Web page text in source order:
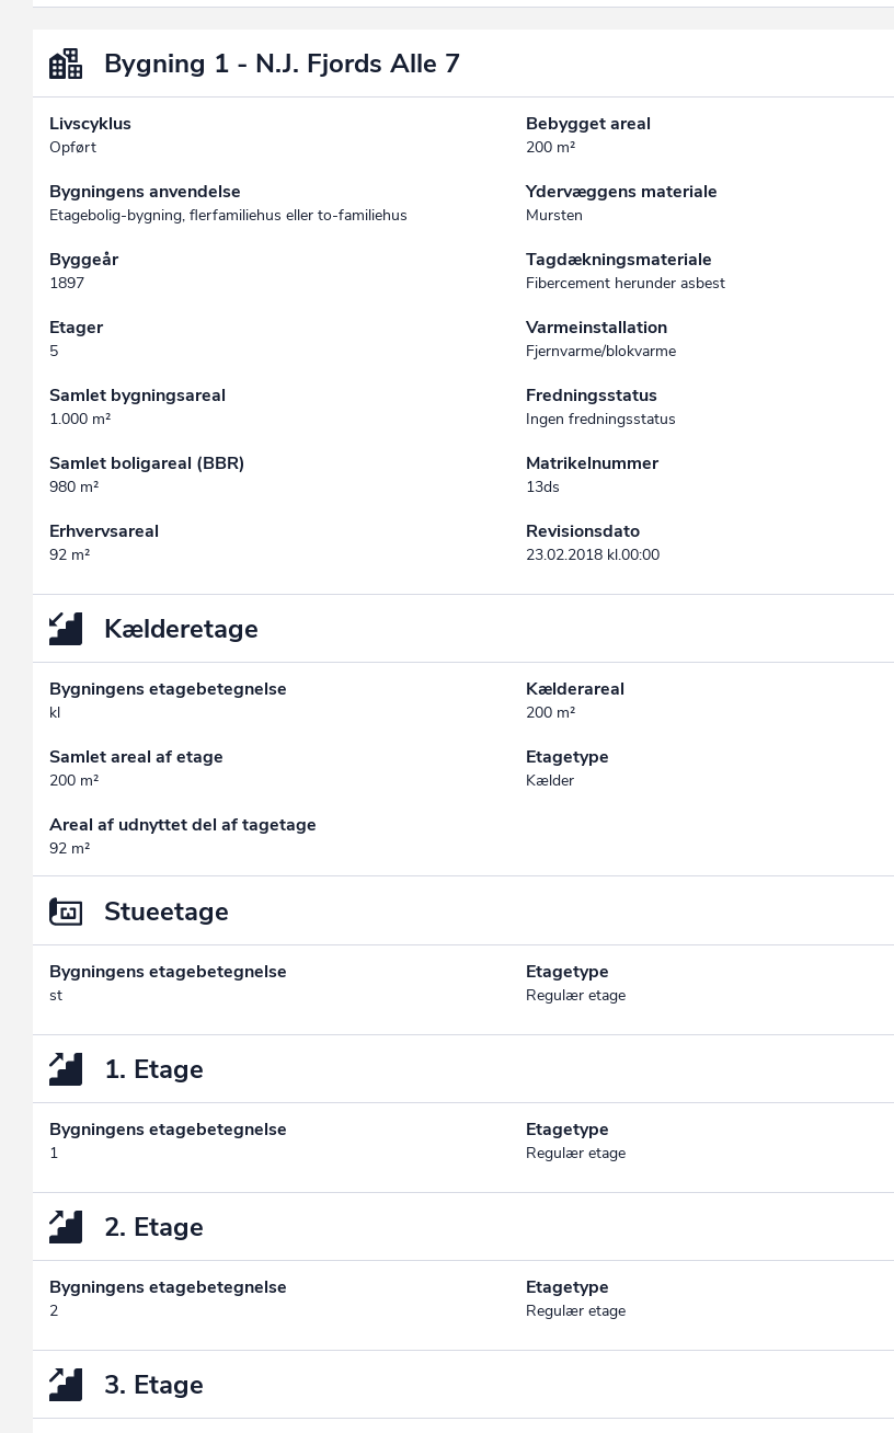
Bygning 1 - N.J. Fjords Alle 7
Livscyklus
Opført
Bygningens anvendelse
Etagebolig-bygning, flerfamiliehus eller to-familiehus
Byggeår
1897
Etager
5
Samlet bygningsareal
1.000 m²
Samlet boligareal (BBR)
980 m²
Erhvervsareal
92 m²
Bebygget areal
200 m²
Ydervæggens materiale
Mursten
Tagdækningsmateriale
Fibercement herunder asbest
Varmeinstallation
Fjernvarme/blokvarme
Fredningsstatus
Ingen fredningsstatus
Matrikelnummer
13ds
Revisionsdato
23.02.2018 kl.00:00
Kælderetage
Bygningens etagebetegnelse
kl
Samlet areal af etage
200 m²
Areal af udnyttet del af tagetage
92 m²
Kælderareal
200 m²
Etagetype
Kælder
Stueetage
Bygningens etagebetegnelse
st
Etagetype
Regulær etage
1. Etage
Bygningens etagebetegnelse
1
Etagetype
Regulær etage
2. Etage
Bygningens etagebetegnelse
2
Etagetype
Regulær etage
3. Etage